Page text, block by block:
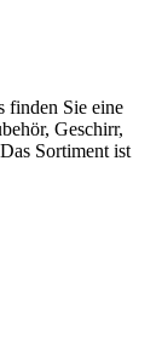
Sie eine
Geschirr,
Sortiment ist